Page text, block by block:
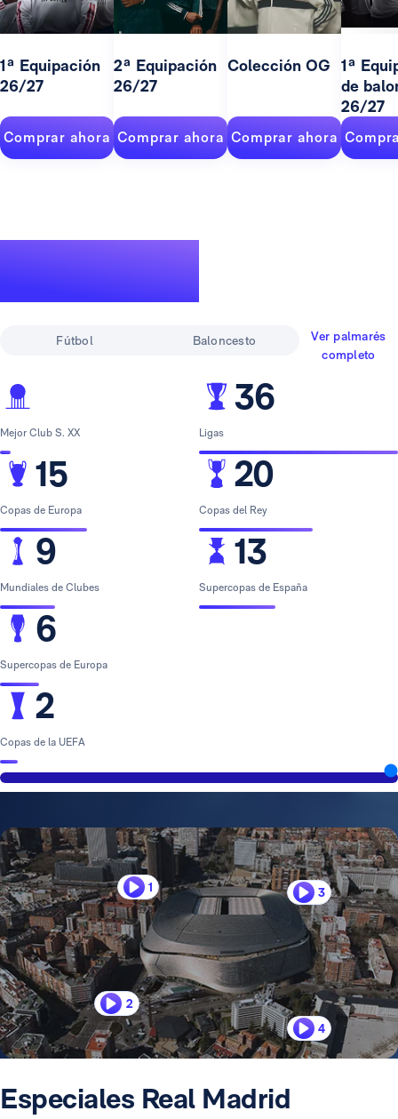
1ª Equipación
26/27
Comprar ahora
2ª Equipación
26/27
Comprar ahora
Colección OG
Comprar ahora
1ª
de
26/27
Fútbol Baloncesto
Ver palmarés
completo
Mejor Club S. XX
15
Copas de Europa
9
Mundiales de Clubes
6
Supercopas de Europa
2
Copas de la UEFA
36
Ligas
20
Copas del Rey
13
Supercopas de España
1
2
3
4
Especiales Real Madrid